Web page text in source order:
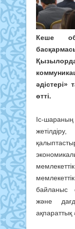
Кеше
әдістері»
өтті.
Іс-
байланыс
және
ақпараттық